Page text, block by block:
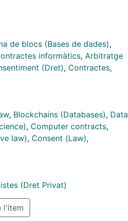
s'incideix en el concepte
blockchain i del contracte
substantius d'aquests. En
les diferències amb la
proposen mecanismes de
contractes intel·ligents.
les parts en aquesta forma de
la necessitat d'intervenció
protegir aquell consentiment.
de blocs (Bases de dades),
informàtics, Arbitratge
(Dret), Contractes,
, Blockchains (Databases), Data
, Computer contracts,
law), Consent (Law),
(Dret Privat)
l'ítem